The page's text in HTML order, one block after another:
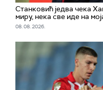
Станковић једва чека
миру, нека све иде на
08. 08. 2026.